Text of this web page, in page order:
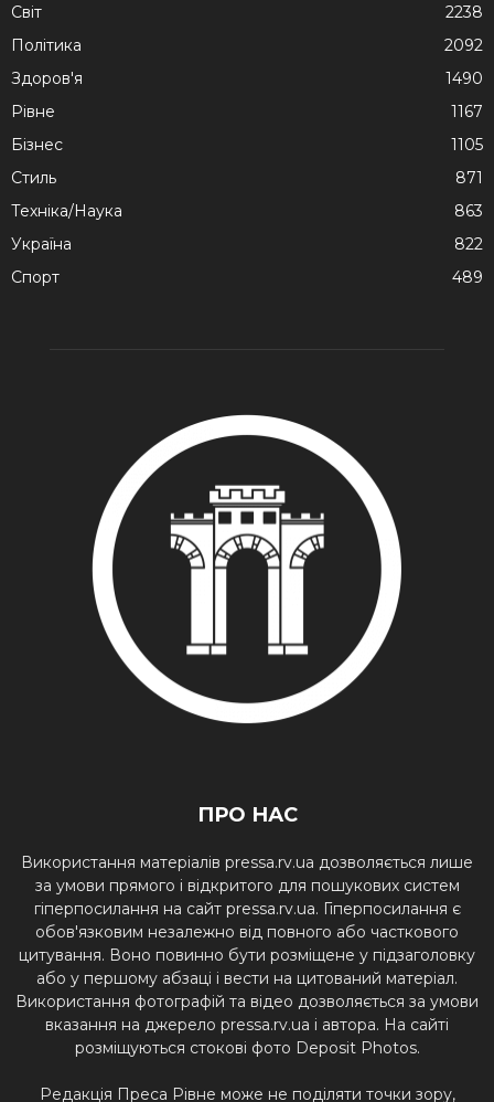
Cвіт
2238
Політика
2092
Здоров'я
1490
Рівне
1167
Бізнес
1105
Стиль
871
Техніка/Наука
863
Україна
822
Спорт
489
ПРО НАС
Використання матеріалів pressa.rv.ua дозволяється лише
за умови прямого і відкритого для пошукових систем
гіперпосилання на сайт pressa.rv.ua. Гіперпосилання є
обов'язковим незалежно від повного або часткового
цитування. Воно повинно бути розміщене у підзаголовку
або у першому абзаці і вести на цитований матеріал.
Використання фотографій та відео дозволяється за умови
вказання на джерело pressa.rv.ua і автора. На сайті
розміщуються стокові фото Deposit Photos.
Редакція Преса Рівне може не поділяти точки зору,